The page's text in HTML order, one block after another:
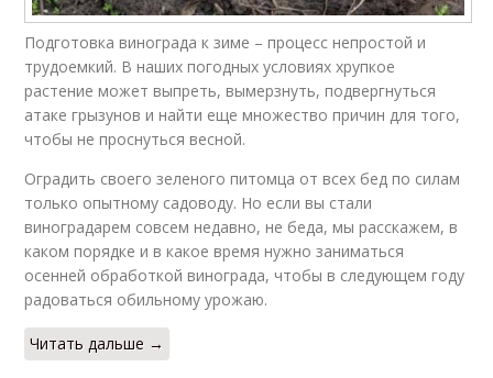
Подготовка винограда к зиме – процесс непростой и
трудоемкий. В наших погодных условиях хрупкое
растение может выпреть, вымерзнуть, подвергнуться
атаке грызунов и найти еще множество причин для того,
чтобы не проснуться весной.
Оградить своего зеленого питомца от всех бед по силам
только опытному садоводу. Но если вы стали
виноградарем совсем недавно, не беда, мы расскажем, в
каком порядке и в какое время нужно заниматься
осенней обработкой винограда, чтобы в следующем году
радоваться обильному урожаю.
Читать дальше →